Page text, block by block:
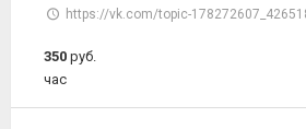
https://vk.com/topic-
350 руб.
час